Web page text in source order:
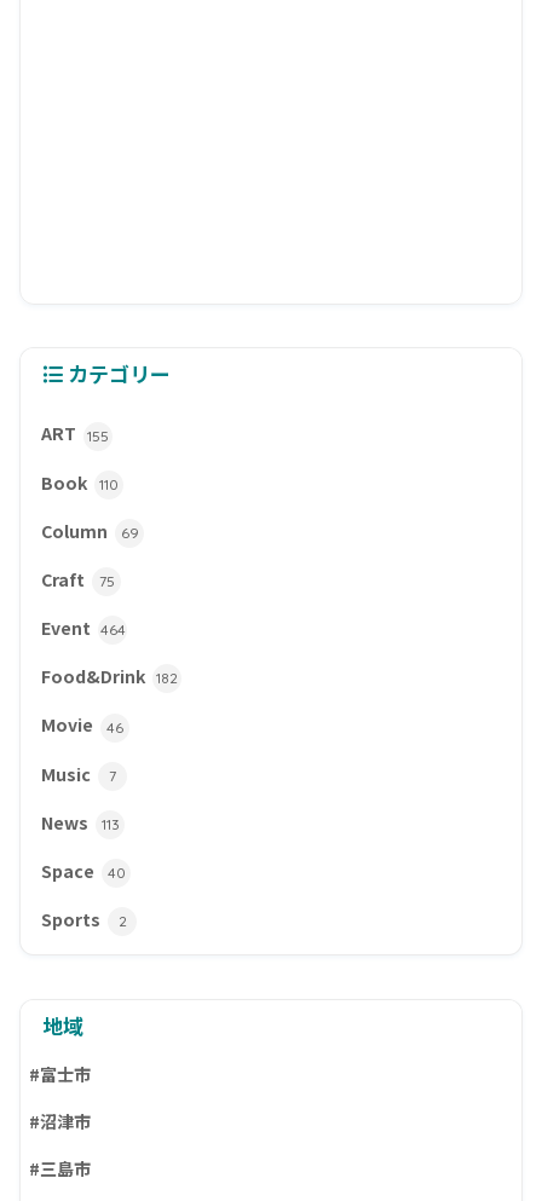
カテゴリー
ART 155
Book 110
Column 69
Craft 75
Event 464
Food&Drink 182
Movie 46
Music 7
News 113
Space 40
Sports 2
地域
#富士市
#沼津市
#三島市